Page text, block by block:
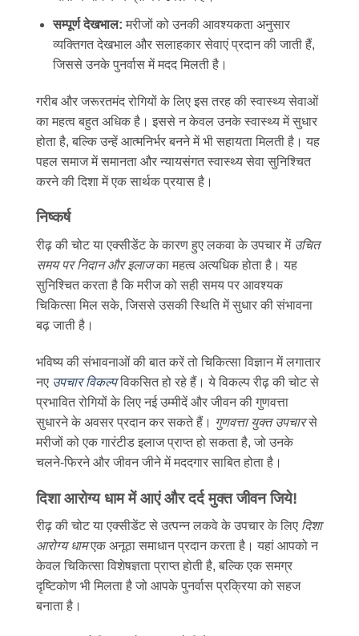
सम्पूर्ण देखभाल: मरीजों को उनकी आवश्यकता अनुसार
व्यक्तिगत देखभाल और सलाहकार सेवाएं प्रदान की जाती हैं,
जिससे उनके पुनर्वास में मदद मिलती है।
गरीब और जरूरतमंद रोगियों के लिए इस तरह की स्वास्थ्य सेवाओं
का महत्व बहुत अधिक है। इससे न केवल उनके स्वास्थ्य में सुधार
होता है, बल्कि उन्हें आत्मनिर्भर बनने में भी सहायता मिलती है। यह
पहल समाज में समानता और न्यायसंगत स्वास्थ्य सेवा सुनिश्चित
करने की दिशा में एक सार्थक प्रयास है।
निष्कर्ष
रीढ़ की चोट या एक्सीडेंट के कारण हुए लकवा के उपचार में उचित
समय पर निदान और इलाजका महत्व अत्यधिक होता है। यह
सुनिश्चित करता है कि मरीज को सही समय पर आवश्यक
चिकित्सा मिल सके, जिससे उसकी स्थिति में सुधार की संभावना
बढ़ जाती है।
भविष्य की संभावनाओं की बात करें तो चिकित्सा विज्ञान में लगातार
नए उपचार विकल्पविकसित हो रहे हैं। ये विकल्प रीढ़ की चोट से
प्रभावित रोगियों के लिए नई उम्मीदें और जीवन की गुणवत्ता
सुधारने के अवसर प्रदान कर सकते हैं। गुणवत्ता युक्त उपचारसे
मरीजों को एक गारंटीड इलाज प्राप्त हो सकता है, जो उनके
चलने-फिरने और जीवन जीने में मददगार साबित होता है।
दिशा आरोग्य धाम में आएं और दर्द मुक्त जीवन जिये!
रीढ़ की चोट या एक्सीडेंट से उत्पन्न लकवे के उपचार के लिए दिशा
आरोग्य धामएक अनूठा समाधान प्रदान करता है। यहां आपको न
केवल चिकित्सा विशेषज्ञता प्राप्त होती है, बल्कि एक समग्र
दृष्टिकोण भी मिलता है जो आपके पुनर्वास प्रक्रिया को सहज
बनाता है।